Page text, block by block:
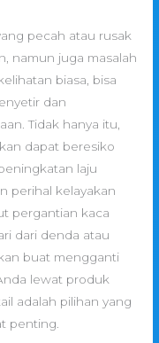
pecah atau rusak
namun juga masalah
biasa, bisa
dan
Tidak hanya itu,
dapat beresiko
laju
perihal kelayakan
pergantian kaca
dari denda atau
buat mengganti
lewat produk
adalah pilihan yang
penting.